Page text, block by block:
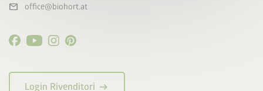
mail office@biohort.at
Login Rivenditori arrow_right_alt